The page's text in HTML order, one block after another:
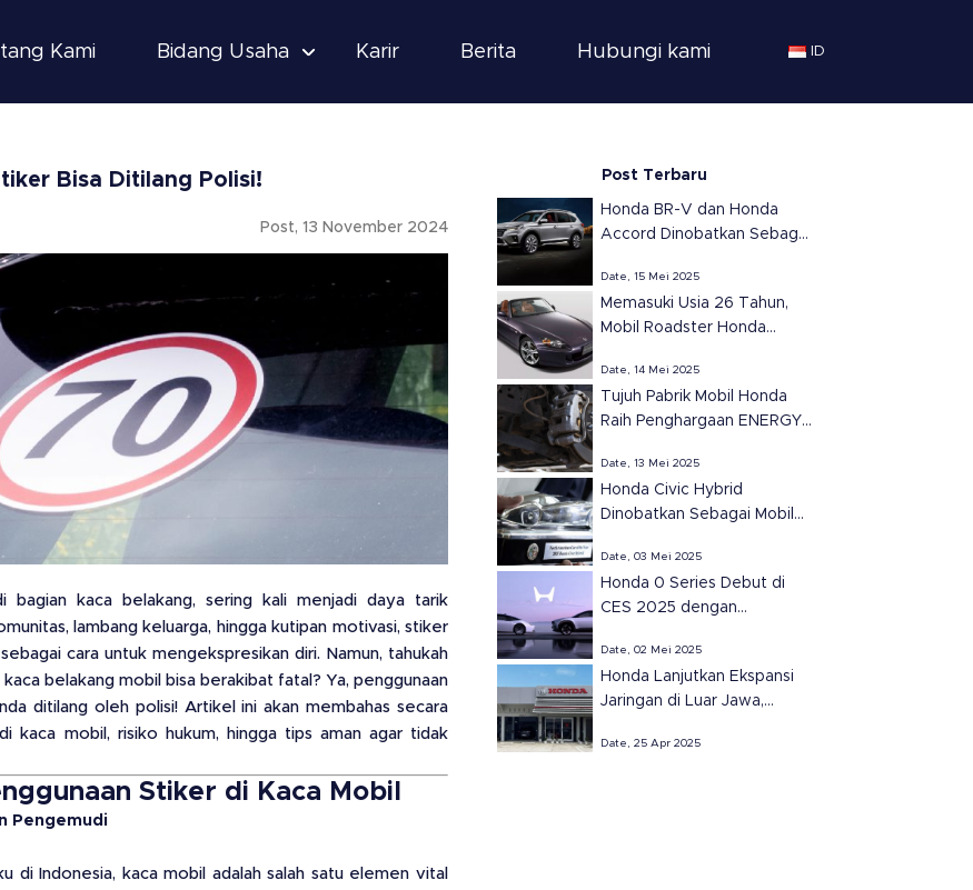
Kami Bidang Usaha Karir Berita Hubungi kami ID
Bisa Ditilang Polisi!
Post, 13 November 2024
bagian kaca belakang, sering kali menjadi daya tarik
lambang keluarga, hingga kutipan motivasi, stiker
cara untuk mengekspresikan diri. Namun, tahukah
belakang mobil bisa berakibat fatal? Ya, penggunaan
ditilang oleh polisi! Artikel ini akan membahas secara
kaca mobil, risiko hukum, hingga tips aman agar tidak
Stiker di Kaca Mobil
Pengemudi
di Indonesia, kaca mobil adalah salah satu elemen vital
Post Terbaru
Honda BR-V dan Honda
Accord Dinobatkan Sebagai
Tahun 2025 di Meksiko
versi Automovil
Panamericano
Date, 15 Mei 2025
Memasuki Usia 26 Tahun,
Mobil Roadster Honda
Populer
Date, 14 Mei 2025
Tujuh Pabrik Mobil Honda
Raih Penghargaan ENERGY
Efisiensi Energi di Amerika
Serikat
Date, 13 Mei 2025
Honda Civic Hybrid
Dinobatkan Sebagai Mobil
2025.
Date, 03 Mei 2025
Honda 0 Series Debut di
CES 2025 dengan
Date, 02 Mei 2025
Honda Lanjutkan Ekspansi
Jaringan di Luar Jawa,
di Sumatera Selatan
Date, 25 Apr 2025